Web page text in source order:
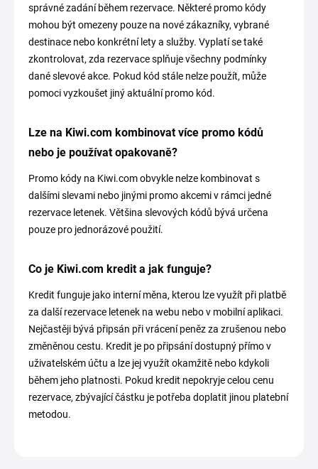
správné zadání během rezervace. Některé promo kódy
mohou být omezeny pouze na nové zákazníky, vybrané
destinace nebo konkrétní lety a služby. Vyplatí se také
zkontrolovat, zda rezervace splňuje všechny podmínky
dané slevové akce. Pokud kód stále nelze použít, může
pomoci vyzkoušet jiný aktuální promo kód.
Lze na Kiwi.com kombinovat více promo kódů
nebo je používat opakovaně?
Promo kódy na Kiwi.com obvykle nelze kombinovat s
dalšími slevami nebo jinými promo akcemi v rámci jedné
rezervace letenek. Většina slevových kódů bývá určena
pouze pro jednorázové použití.
Co je Kiwi.com kredit a jak funguje?
Kredit funguje jako interní měna, kterou lze využít při platbě
za další rezervace letenek na webu nebo v mobilní aplikaci.
Nejčastěji bývá připsán při vrácení peněz za zrušenou nebo
změněnou cestu. Kredit je po připsání dostupný přímo v
uživatelském účtu a lze jej využít okamžitě nebo kdykoli
během jeho platnosti. Pokud kredit nepokryje celou cenu
rezervace, zbývající částku je potřeba doplatit jinou platební
metodou.